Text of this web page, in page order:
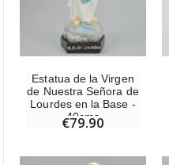
Estatua de la Virgen
de Nuestra Señora de
Lourdes en la Base -
40cms
€79.90